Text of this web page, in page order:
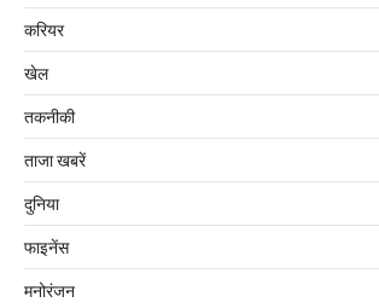
करियर
खेल
तकनीकी
ताजा खबरें
दुनिया
फाइनेंस
मनोरंजन